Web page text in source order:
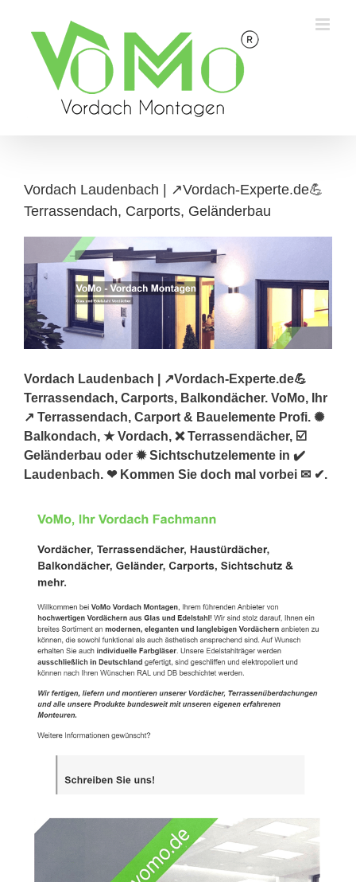
content
Vordach Laudenbach | ↗️Vordach-Experte.de💪
Terrassendach, Carports, Geländerbau
Vordach Laudenbach | ↗️Vordach-Experte.de💪
Terrassendach, Carports, Balkondächer. VoMo, Ihr
↗️ Terrassendach, Carport & Bauelemente Profi. ✺
Balkondach, ★ Vordach, ❌ Terrassendächer, ☑️
Geländerbau oder ✹ Sichtschutzelemente in ✔️
Laudenbach. ❤ Kommen Sie doch mal vorbei ✉ ✔.